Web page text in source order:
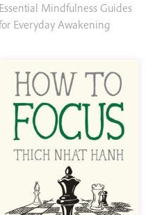
Essential Mindfulness Guides
Everyday Awakening